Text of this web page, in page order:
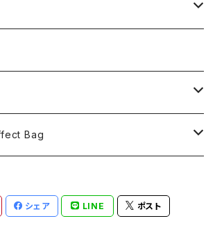
料込み（全6回）
料無料（全6回）
送料込み（全12回）
送料無料（全６回）
個入り
フェアトレード200g
トレードオーガニック200g
テ農園 200g
ー200g
10BK
40
Bag
Bag(7袋入り)
シェア LINE ポスト